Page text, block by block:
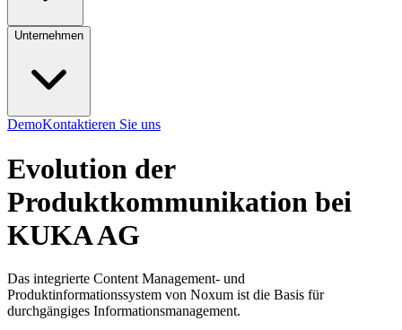
Unternehmen
DemoKontaktieren Sie uns
Evolution der
Produktkommunikation bei
KUKA AG
Das integrierte Content Management- und
Produktinformationssystem von Noxum ist die Basis für
durchgängiges Informationsmanagement.